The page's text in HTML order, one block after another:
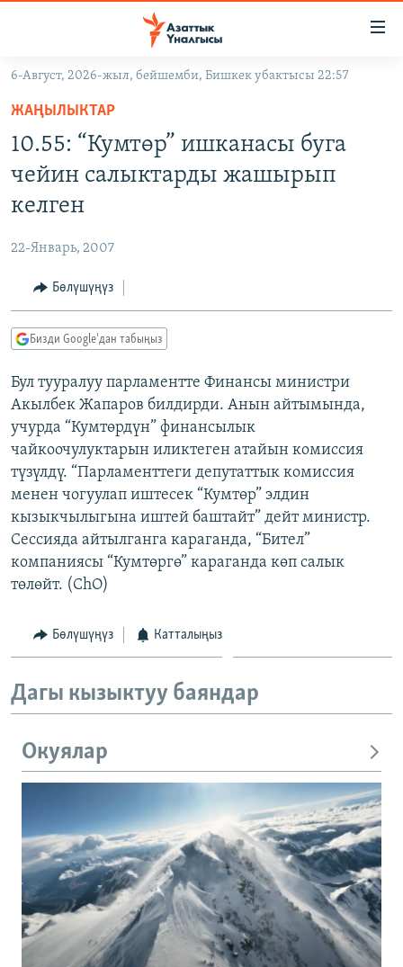
Навигацияга
өтүңүз
салыңыз
КЫРГЫЗСТАН
КЫРГЫЗСТАН
МАДАНИЯТ
ТВ ПРОГРАММАЛАР
БҮГҮН АЗАТТЫКТА
ДАНИСТЕ
ЭЖЕ-СИҢДИЛЕР
АЗАТТЫК+
ЫҢГАЙСЫЗ СУРООЛОР
ПОДКАСТ
ОНЛАЙН ШЕРИНЕ
ЭЕ/АРнун бардык сайттары
6-Август, 2026-жыл, бейшемби, Бишкек убактысы 22:57
ЖАҢЫЛЫКТАР
10.55: “Кумтөр” ишканасы буга
чейин салыктарды жашырып
келген
22-Январь, 2007
Бөлүшүңүз
Бизди Google'дан табыңыз
Бул тууралуу парламентте Финансы министри
Акылбек Жапаров билдирди. Анын айтымында,
учурда “Кумтөрдүн” финансылык
чайкоочулуктарын иликтеген атайын комиссия
түзүлдү. “Парламенттеги депутаттык комиссия
менен чогуулап иштесек “Кумтөр” элдин
кызыкчылыгына иштей баштайт” дейт министр.
Сессияда айтылганга караганда, “Бител”
компаниясы “Кумтөргө” караганда көп салык
төлөйт. (ChO)
Бөлүшүңүз Катталыңыз
Дагы кызыктуу баяндар
Окуялар